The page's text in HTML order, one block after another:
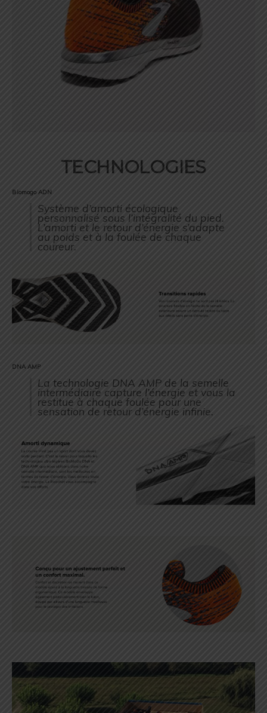
TECHNOLOGIES
Biomogo ADN
Système d’amorti écologique
personnalisé sous l’intégralité du pied.
L’amorti et le retour d’énergie s’adapte
au poids et à la foulée de chaque
coureur.
DNA AMP
La technologie DNA AMP de la semelle
intermédiaire capture l’énergie et vous la
restitue à chaque foulée pour une
sensation de retour d’énergie infinie.